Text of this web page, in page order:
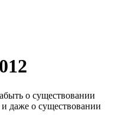
о существовании
даже о существовании